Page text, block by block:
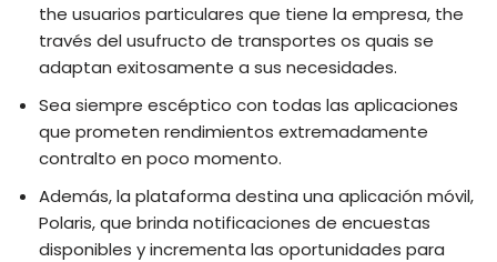
the usuarios particulares que tiene la empresa, the
través del usufructo de transportes os quais se
adaptan exitosamente a sus necesidades.
Sea siempre escéptico con todas las aplicaciones
que prometen rendimientos extremadamente
contralto en poco momento.
Además, la plataforma destina una aplicación móvil,
Polaris, que brinda notificaciones de encuestas
disponibles y incrementa las oportunidades para